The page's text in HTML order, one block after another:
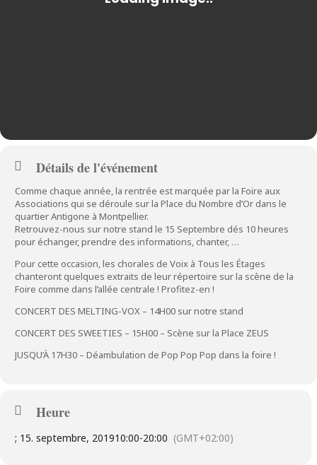
Détails de l'événement
Comme chaque année, la rentrée est marquée par la Foire aux
Associations qui se déroule sur la Place du Nombre d’Or dans le
quartier Antigone à Montpellier.
Retrouvez-nous sur notre stand le 15 Septembre dés 10 heures
pour échanger, prendre des informations, chanter, …
Pour cette occasion, les chorales de Voix à Tous les Étages
chanteront quelques extraits de leur répertoire sur la scène de la
Foire comme dans l’allée centrale ! Profitez-en !
CONCERT DES MELTING-VOX – 14H00 sur notre stand
CONCERT DES SWEETIES – 15H00 – Scène sur la Place ZEUS
JUSQU’À 17H30 – Déambulation de Pop Pop Pop dans la foire !
Heure
; 15. septembre, 201910:00-20:00 (GMT+02:00)